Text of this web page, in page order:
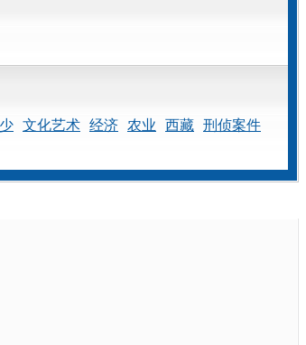
文化艺术 经济 农业 西藏 刑侦案件